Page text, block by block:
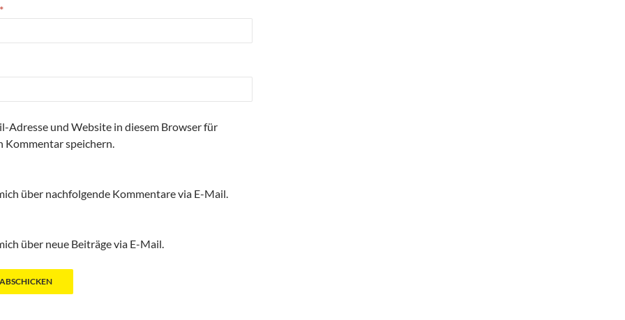
*
Adresse und Website in diesem Browser für
Kommentar speichern.
über nachfolgende Kommentare via E-Mail.
über neue Beiträge via E-Mail.